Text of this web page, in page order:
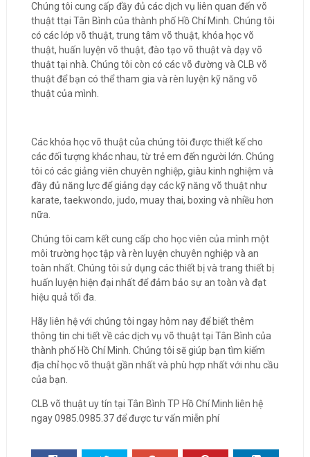
Chúng tôi cung cấp đầy đủ các dịch vụ liên quan đến võ
thuật ttại Tân Bình của thành phố Hồ Chí Minh. Chúng tôi
có các lớp võ thuật, trung tâm võ thuật, khóa học võ
thuật, huấn luyện võ thuật, đào tạo võ thuật và dạy võ
thuật tại nhà. Chúng tôi còn có các võ đường và CLB võ
thuật để bạn có thể tham gia và rèn luyện kỹ năng võ
thuật của mình.
Các khóa học võ thuật của chúng tôi được thiết kế cho
các đối tượng khác nhau, từ trẻ em đến người lớn. Chúng
tôi có các giảng viên chuyên nghiệp, giàu kinh nghiệm và
đầy đủ năng lực để giảng dạy các kỹ năng võ thuật như
karate, taekwondo, judo, muay thai, boxing và nhiều hơn
nữa.
Chúng tôi cam kết cung cấp cho học viên của mình một
môi trường học tập và rèn luyện chuyên nghiệp và an
toàn nhất. Chúng tôi sử dụng các thiết bị và trang thiết bị
huấn luyện hiện đại nhất để đảm bảo sự an toàn và đạt
hiệu quả tối đa.
Hãy liên hệ với chúng tôi ngay hôm nay để biết thêm
thông tin chi tiết về các dịch vụ võ thuật tại Tân Bình của
thành phố Hồ Chí Minh. Chúng tôi sẽ giúp bạn tìm kiếm
địa chỉ học võ thuật gần nhất và phù hợp nhất với nhu cầu
của bạn.
CLB võ thuật uy tín tại Tân Bình TP Hồ Chí Minh liên hệ
ngay 0985.0985.37 để được tư vấn miễn phí